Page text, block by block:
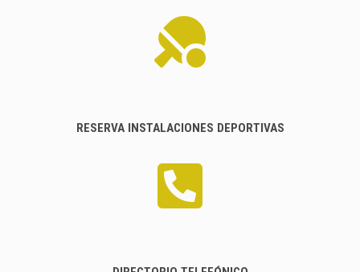
RESERVA INSTALACIONES DEPORTIVAS